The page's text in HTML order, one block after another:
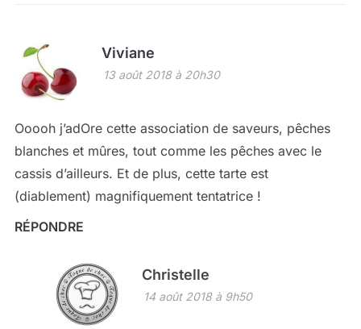
Viviane
13 août 2018 à 20h30
Ooooh j’adOre cette association de saveurs, pêches
blanches et mûres, tout comme les pêches avec le
cassis d’ailleurs. Et de plus, cette tarte est
(diablement) magnifiquement tentatrice !
RÉPONDRE
Christelle
14 août 2018 à 9h50